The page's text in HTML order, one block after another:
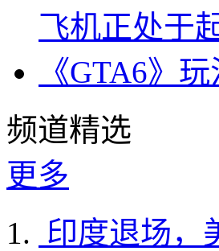
飞机正处于
《GTA6》
频道精选
更多
印度退场，